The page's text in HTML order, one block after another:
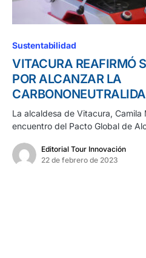
Sustentabilidad
VITACURA REAFIRMÓ
POR ALCANZAR LA
La alcaldesa de Vitacura,
encuentro del Pacto Global de
Editorial Tour Innovación
22 de febrero de 2023